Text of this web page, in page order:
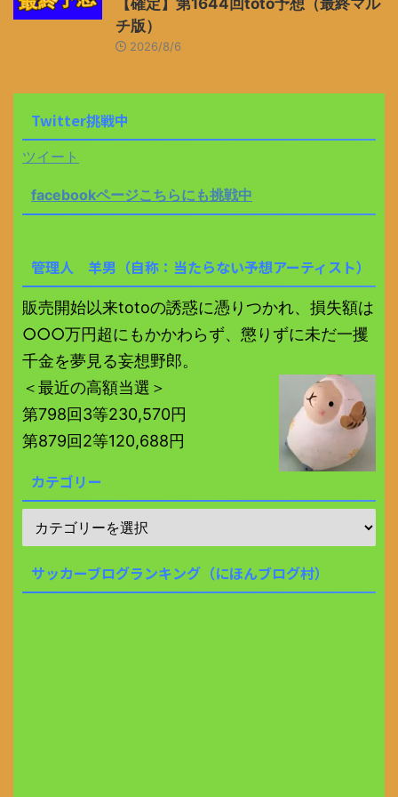
【確定】第1644回toto予想（最終マル
チ版）
2026/8/6
Twitter挑戦中
ツイート
facebookページこちらにも挑戦中
管理人 羊男（自称：当たらない予想アーティスト）
販売開始以来totoの誘惑に憑りつかれ、損失額は
○○○万円超にもかかわらず、懲りずに未だ一攫
千金を夢見る妄想野郎。
＜最近の高額当選＞
第798回3等230,570円
第879回2等120,688円
カテゴリー
サッカーブログランキング（にほんブログ村）